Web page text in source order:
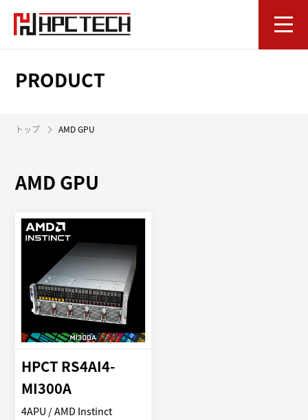
PRODUCT
トップ AMD GPU
AMD GPU
HPCT RS4AI4-
MI300A
4APU / AMD Instinct